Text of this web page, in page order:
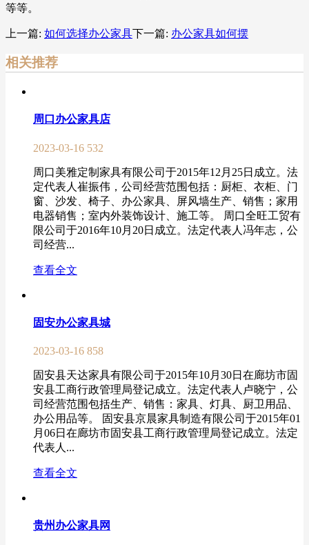
等等。
上一篇: 如何选择办公家具下一篇: 办公家具如何摆
相关推荐
周口办公家具店
2023-03-16 532
周口美雅定制家具有限公司于2015年12月25日成立。法
定代表人崔振伟，公司经营范围包括：厨柜、衣柜、门
窗、沙发、椅子、办公家具、屏风墙生产、销售；家用
电器销售；室内外装饰设计、施工等。 周口全旺工贸有
限公司于2016年10月20日成立。法定代表人冯年志，公
司经营...
查看全文
固安办公家具城
2023-03-16 858
固安县天达家具有限公司于2015年10月30日在廊坊市固
安县工商行政管理局登记成立。法定代表人卢晓宁，公
司经营范围包括生产、销售：家具、灯具、厨卫用品、
办公用品等。 固安县京晨家具制造有限公司于2015年01
月06日在廊坊市固安县工商行政管理局登记成立。法定
代表人...
查看全文
贵州办公家具网